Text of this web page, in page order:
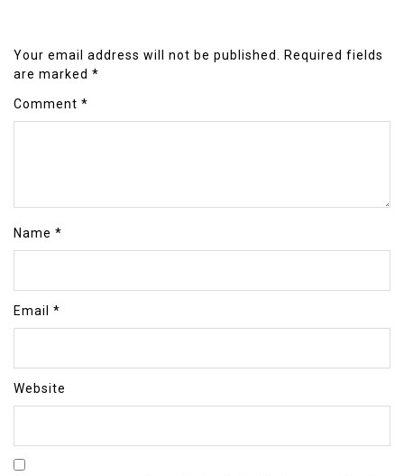
Your email address will not be published.
Required fields
are marked *
Comment *
Name *
Email *
Website